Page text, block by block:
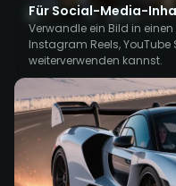
Für Social-Media-
Verwandle ein Bild in einen
Instagram Reels,
weiterverwenden kannst.